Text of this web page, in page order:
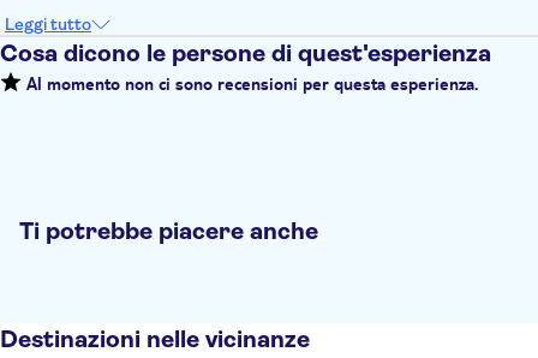
Leggi tutto
Cosa dicono le persone di quest'esperienza
Al momento non ci sono recensioni per questa esperienza.
Ti potrebbe piacere anche
Destinazioni nelle vicinanze